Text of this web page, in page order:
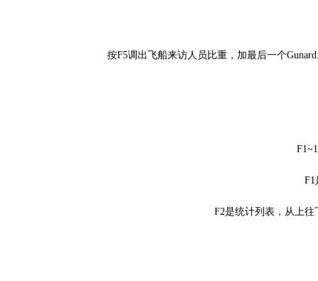
按F5调出飞船来访人员比重，加最后一个
F1
F2是统计列表，从上往